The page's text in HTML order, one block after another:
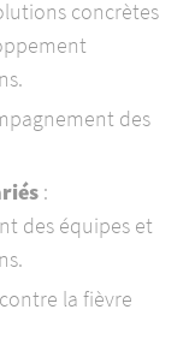
concrètes
des
:
des équipes et
la fièvre